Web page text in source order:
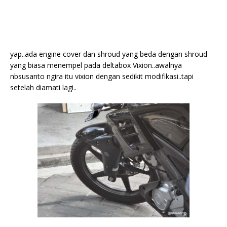
yap..ada engine cover dan shroud yang beda dengan shroud
yang biasa menempel pada deltabox Vixion..awalnya
nbsusanto ngira itu vixion dengan sedikit modifikasi..tapi
setelah diamati lagi..